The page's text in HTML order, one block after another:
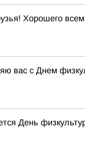
Хорошего
вас с Днем
День